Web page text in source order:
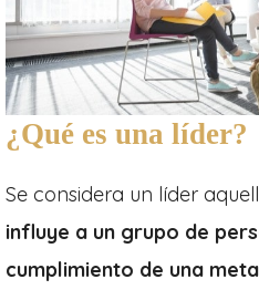
¿Qué es una líder?
Se considera un líder
influye a un grupo de
cumplimiento de una meta